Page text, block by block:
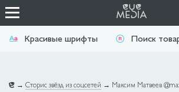
Красивые шрифты Поиск
→ Сторис звёзд из соцсетей → Максим Матвеев